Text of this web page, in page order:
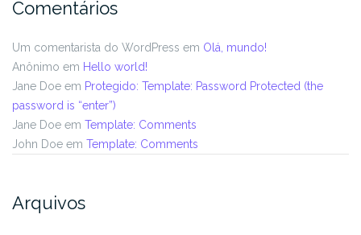
Comentários
Um comentarista do WordPress em Olá, mundo!
Anônimo em Hello world!
Jane Doe em Protegido: Template: Password Protected (the
password is “enter”)
Jane Doe em Template: Comments
John Doe em Template: Comments
Arquivos